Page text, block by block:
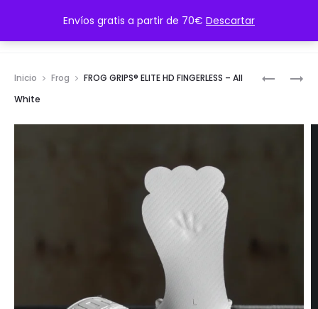
Envíos gratis a partir de 70€ Descartar
Inicio Frog
FROG GRIPS® ELITE HD FINGERLESS – All
White